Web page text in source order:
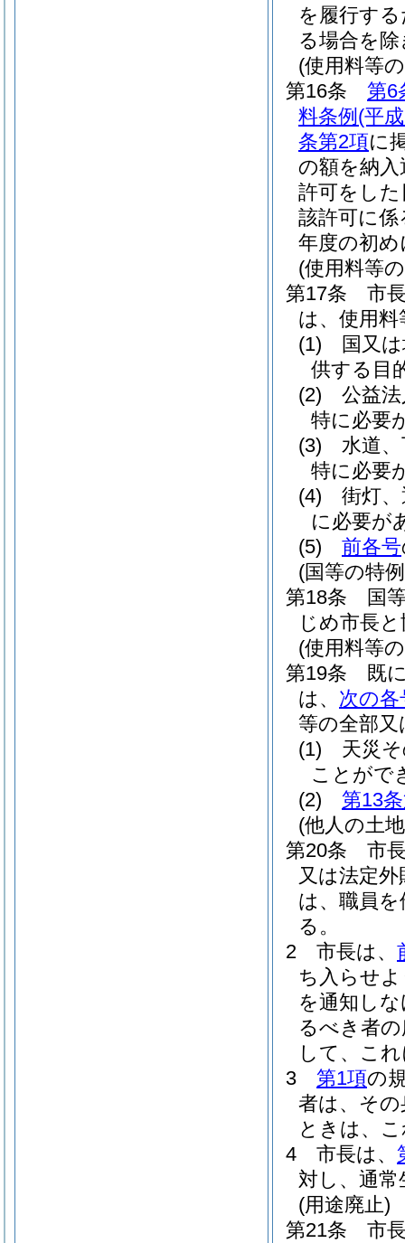
を履行す
る場合を
(使用料等
第16条
第6
料条例 (平
条第2項に
の額を納
許可をし
該許可に
年度の初
(使用料等
第17条
市
は、使用
(1)
国又
供する目
(2)
公益
特に必要
(3)
水道
特に必要
(4)
街灯
に必要が
(5)
前各号
(国等の特
第18条
国
じめ市長
(使用料等
第19条
既
は、 次の各
等の全部
(1)
天災
ことがで
(2)
第13
(他人の土
第20条
市
又は法定
は、職員
る。
2
市長は、
ち入らせ
を通知し
るべき者
して、こ
3
第1項の
者は、そ
ときは、
4
市長は、
対し、通
(用途廃止)
第21条
市